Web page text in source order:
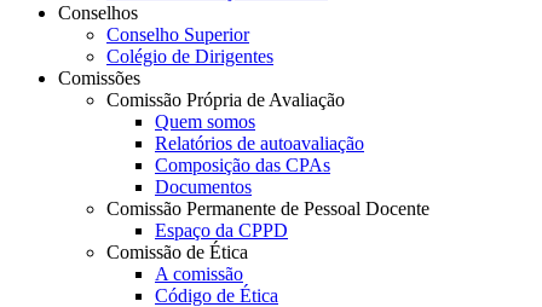
Conselhos
Conselho Superior
Colégio de Dirigentes
Comissões
Comissão Própria de Avaliação
Quem somos
Relatórios de autoavaliação
Composição das CPAs
Documentos
Comissão Permanente de Pessoal Docente
Espaço da CPPD
Comissão de Ética
A comissão
Código de Ética